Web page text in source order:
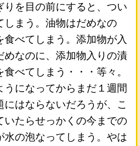
りを目の前にすると、つい
しまう。油物はだめなの
食べてしまう。添加物が入
めなのに、添加物入りの漬
べてしまう・・・等々。
うになってからまだ１週間
にはならないだろうが、こ
いたらせっかくの今までの
水の泡なってしまう。やは